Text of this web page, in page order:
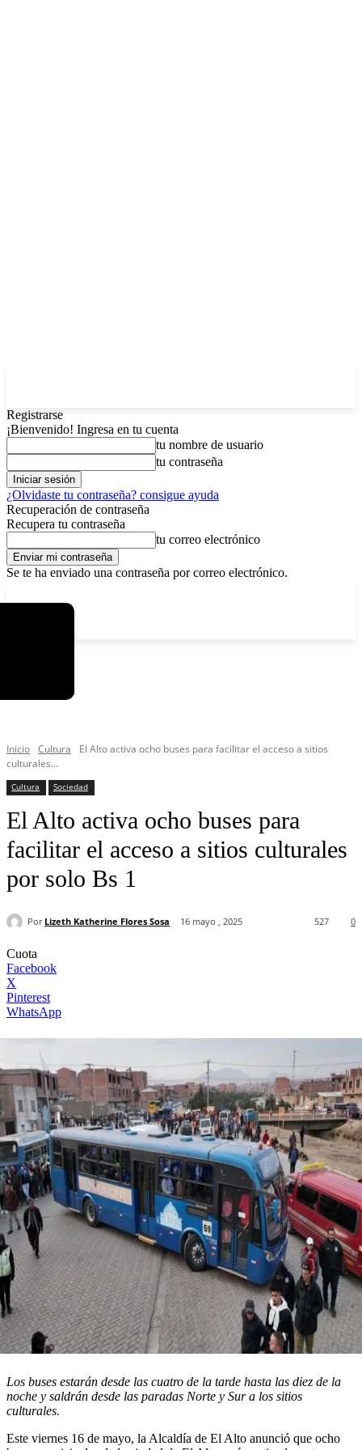
Registrarse
¡Bienvenido! Ingresa en tu cuenta
tu nombre de usuario
tu contraseña
¿Olvidaste tu contraseña? consigue ayuda
Recuperación de contraseña
Recupera tu contraseña
tu correo electrónico
Se te ha enviado una contraseña por correo electrónico.
Inicio Cultura
El Alto activa ocho buses para facilitar el acceso a sitios
culturales...
Cultura Sociedad
El Alto activa ocho buses para
facilitar el acceso a sitios culturales
por solo Bs 1
Por Lizeth Katherine Flores Sosa 16 mayo , 2025 0
527
Cuota
Facebook
X
Pinterest
WhatsApp
Los buses estarán desde las cuatro de la tarde hasta las diez de la
noche y saldrán desde las paradas Norte y Sur a los sitios
culturales.
Este viernes 16 de mayo, la Alcaldía de El Alto anunció que ocho